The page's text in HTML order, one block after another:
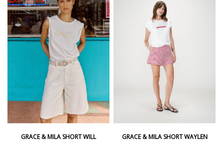
GRACE & MILA SHORT WILL GRACE & MILA SHORT WAYLEN